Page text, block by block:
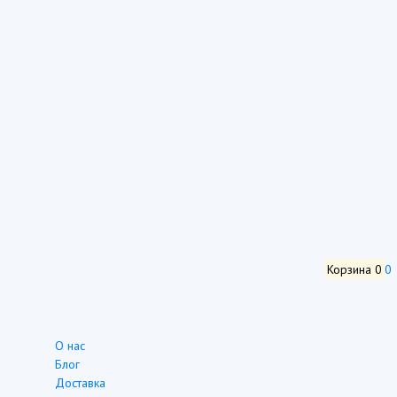
Корзина 0 0
О нас
Блог
Доставка